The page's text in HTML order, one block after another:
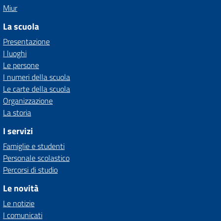
Miur
La scuola
Presentazione
I luoghi
Le persone
I numeri della scuola
Le carte della scuola
Organizzazione
La storia
I servizi
Famiglie e studenti
Personale scolastico
Percorsi di studio
Le novità
Le notizie
I comunicati